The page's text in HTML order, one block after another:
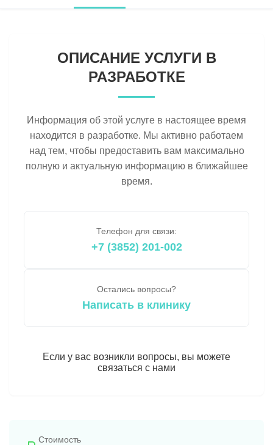
ОПИСАНИЕ УСЛУГИ В
РАЗРАБОТКЕ
Информация об этой услуге в настоящее время
находится в разработке. Мы активно работаем
над тем, чтобы предоставить вам максимально
полную и актуальную информацию в ближайшее
время.
Телефон для связи:
+7 (3852) 201-002
Остались вопросы?
Написать в клинику
Если у вас возникли вопросы, вы можете
связаться с нами
Стоимость